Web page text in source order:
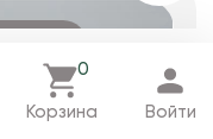
Корзина Профиль
0
Корзина Войти